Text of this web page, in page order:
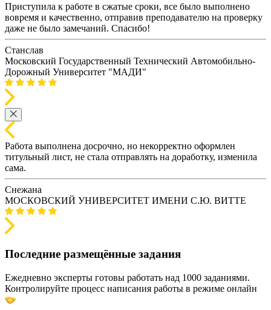
Приступила к работе в сжатые сроки, все было выполнено
вовремя и качественно, отправив преподавателю на проверку
даже не было замечаний. Спасибо!
Станслав
Московский Государственный Технический Автомобильно-
Дорожный Университет "МАДИ"
Работа выполнена досрочно, но некорректно оформлен
титульный лист, не стала отправлять на доработку, изменила
сама.
Снежана
МОСКОВСКИЙ УНИВЕРСИТЕТ ИМЕНИ С.Ю. ВИТТЕ
Последние размещённые задания
Ежедневно эксперты готовы работать над 1000 заданиями.
Контролируйте процесс написания работы в режиме онлайн